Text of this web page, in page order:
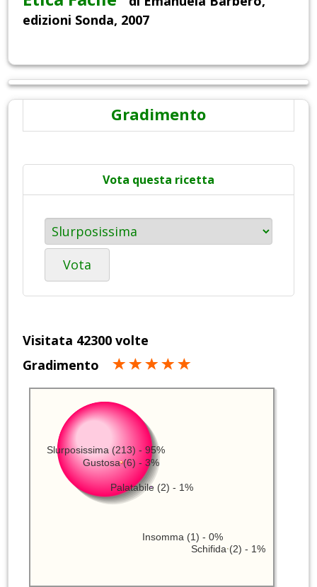
edizioni Sonda, 2007
Gradimento
Vota questa ricetta
Vota
Visitata 42300 volte
Gradimento
Slurposissima (213) - 95%
Gustosa (6) - 3%
Schifida (2) - 1%
Palatabile (2) - 1%
Insomma (1) - 0%